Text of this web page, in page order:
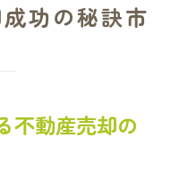
する方法
める
せるための戦略
功の秘訣市
不動産売却の